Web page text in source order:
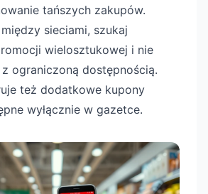
tańszych zakupów.
sieciami, szukaj
wielosztukowej i nie
ograniczoną dostępnością.
też dodatkowe kupony
wyłącznie w gazetce.